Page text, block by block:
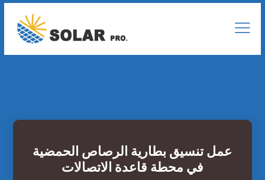
عمل تنسيق بطارية الرصاص الحمضية
في محطة قاعدة الاتصالات